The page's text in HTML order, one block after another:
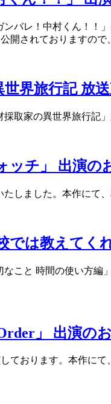
バレ！中村くん！！
開されておりますので
界旅行記 放
採取家の異世界旅行記
ッチ」 出演の
しました。本作にて
では教えてく
こと 時間の使い方編
」 出演の
しております。本作